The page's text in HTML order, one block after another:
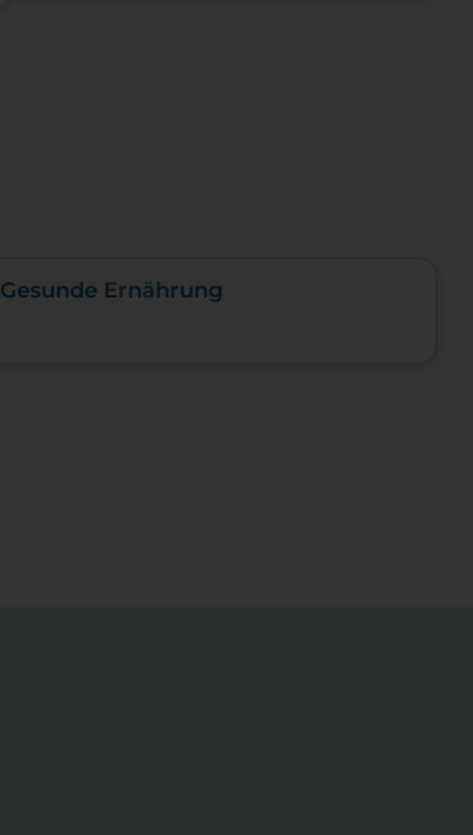
Gesunde Ernährung